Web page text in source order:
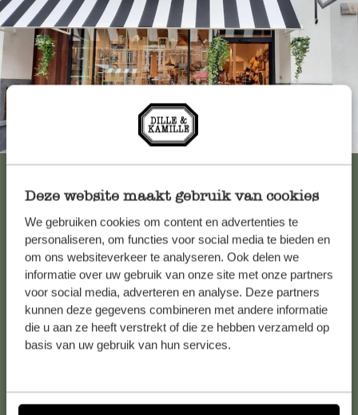
Deze website maakt gebruik van cookies
We gebruiken cookies om content en advertenties te
personaliseren, om functies voor social media te bieden en
om ons websiteverkeer te analyseren. Ook delen we
informatie over uw gebruik van onze site met onze partners
voor social media, adverteren en analyse. Deze partners
kunnen deze gegevens combineren met andere informatie
die u aan ze heeft verstrekt of die ze hebben verzameld op
basis van uw gebruik van hun services.
Immer in der Nähe
Kundenservice/Hilfe
Falls Sie Fragen haben oder Tipps und Hilfe brauchen, wenden
Sie sich bitte an unseren Kundenservice. Oder lesen Sie hier
die Antworten auf häufig gestellte Fragen